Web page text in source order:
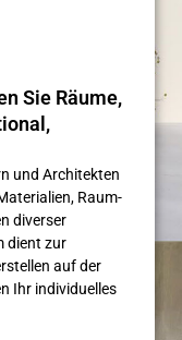
Sie Räume,
und Architekten
Raum­
diverser
dient zur
auf der
Ihr individuelles